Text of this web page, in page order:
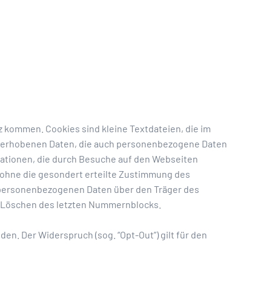
Cookies sind kleine Textdateien, die im
Daten, die auch personenbezogene Daten
die durch Besuche auf den Webseiten
die gesondert erteilte Zustimmung des
Daten über den Träger des
des letzten Nummernblocks.
Der Widerspruch (sog. “Opt-Out”) gilt für den